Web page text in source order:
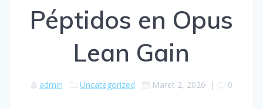
Péptidos en Opus
Lean Gain
admin Uncategorized Maret 2, 2026 | 0